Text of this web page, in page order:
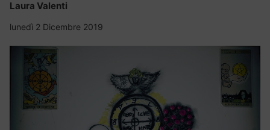
Laura Valenti
lunedì 2 Dicembre 2019